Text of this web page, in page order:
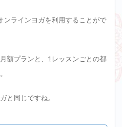
ンラインヨガを利用することがで
額プランと、1レッスンごとの都
と同じですね。